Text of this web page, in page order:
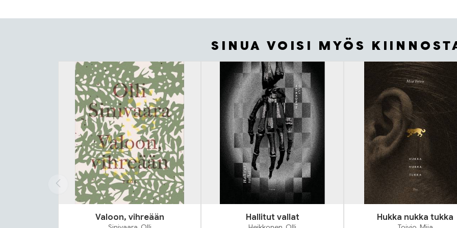
SINUA VOISI MYÖS
Tuoteluettelon alku
Valoon, vihreään Hallitut vallat Hukka nukka tukka